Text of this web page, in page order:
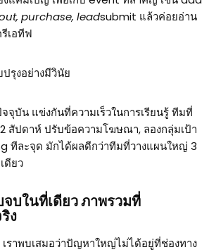
purchase, leadsubmit แล้วค่อยอ่าน
เอทีฟ
รุงอย่างมีวินัย
จุบัน แข่งกันที่ความเร็วในการเรียนรู้ ทีมที่
สัปดาห์ ปรับข้อความโฆษณา, ลองกลุ่มเป้า
ทีละจุด มักได้ผลดีกว่าทีมที่วางแผนใหญ่ 3
ดียว
บในที่เดียว ภาพรวมที่
ง
ราพบเสมอว่าปัญหาใหญ่ไม่ได้อยู่ที่ช่องทาง